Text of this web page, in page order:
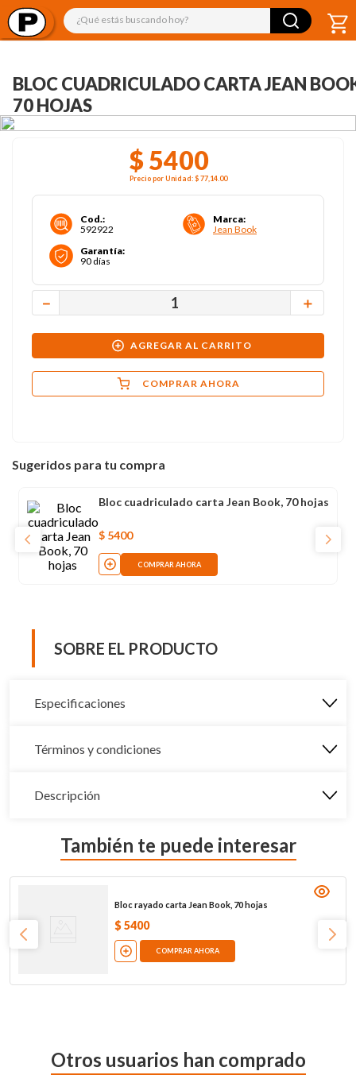
¿Qué estás buscando hoy?
BLOC CUADRICULADO CARTA JEAN
70 HOJAS
$ 5400
Precio porUnidad:$ 77,14.00
Cod.:
592922
Marca:
Jean Book
Garantía:
90 días
＋
－
AGREGAR AL CARRITO
COMPRAR AHORA
Sugeridos para tu compra
Bloc cuadriculado carta Jean Book, 70 hojas
$ 5400
COMPRAR AHORA
SOBRE EL PRODUCTO
Especificaciones
Términos y condiciones
Descripción
También te puede interesar
Bloc rayado carta Jean Book, 70 hojas
$ 5400
COMPRAR AHORA
Otros usuarios han comprado